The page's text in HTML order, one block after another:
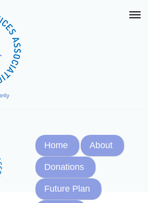
Home About
Donations
Future Plan